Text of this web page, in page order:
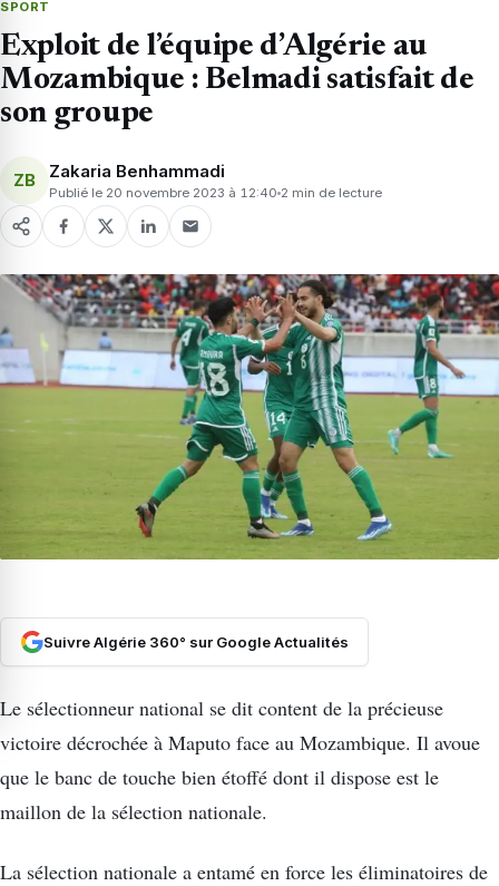
SPORT
Exploit de l’équipe d’Algérie au
Mozambique : Belmadi satisfait de
son groupe
ZB Zakaria Benhammadi
Publié le 20 novembre 2023 à 12:40 2 min de lecture
Suivre Algérie 360° sur Google Actualités
Le sélectionneur national se dit content de la précieuse
victoire décrochée à Maputo face au Mozambique. Il avoue
que le banc de touche bien étoffé dont il dispose est le
maillon de la sélection nationale.
La sélection nationale a entamé en force les éliminatoires de